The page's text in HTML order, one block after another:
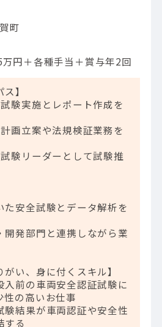
町
円＋各種手当＋賞与年2回
】
験実施とレポート作成を
画立案や法規検証業務を
験リーダーとして試験推
た安全試験とデータ解析を
開発部門と連携しながら業
がい、身に付くスキル】
入前の車両安全認証試験に
性の高いお仕事
験結果が車両認証や安全性
する